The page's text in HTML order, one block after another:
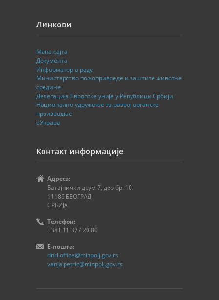
Линкови
Мапа сајта
Документа
Информатор о раду
Министарство пољопривреде и заштите животне
средине
Делегација Европске уније у Републици Србији
Национално удружење за развој органске
производње
еУправа
Контакт информације
Адреса:
Батајнички друм 7, део бр. 10
11186 БЕОГРАД
СРБИЈА
Телефон:
+381 11 377 20 80
E-пошта:
dnrl.office@minpolj.gov.rs
vanja.petric@minpolj.gov.rs